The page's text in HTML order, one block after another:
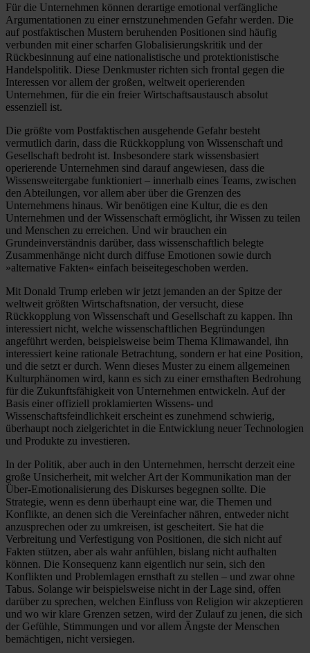
Für die Unternehmen können derartige emotional verfängliche
Argumentationen zu einer ernstzunehmenden Gefahr werden. Die
auf postfaktischen Mustern beruhenden Positionen sind häufig
verbunden mit einer scharfen Globalisierungskritik und der
Rückbesinnung auf eine nationalistische und protektionistische
Handelspolitik. Diese Denkmuster richten sich frontal gegen die
Interessen vor allem der großen, weltweit operierenden
Unternehmen, für die ein freier Wirtschaftsaustausch absolut
essenziell ist.
Die größte vom Postfaktischen ausgehende Gefahr besteht
vermutlich darin, dass die Rückkopplung von Wissenschaft und
Gesellschaft bedroht ist. Insbesondere stark wissensbasiert
operierende Unternehmen sind darauf angewiesen, dass die
Wissensweitergabe funktioniert – innerhalb eines Teams, zwischen
den Abteilungen, vor allem aber über die Grenzen des
Unternehmens hinaus. Wir benötigen eine Kultur, die es den
Unternehmen und der Wissenschaft ermöglicht, ihr Wissen zu teilen
und Menschen zu erreichen. Und wir brauchen ein
Grundeinverständnis darüber, dass wissenschaftlich belegte
Zusammenhänge nicht durch diffuse Emotionen sowie durch
»alternative Fakten« einfach beiseitegeschoben werden.
Mit Donald Trump erleben wir jetzt jemanden an der Spitze der
weltweit größten Wirtschaftsnation, der versucht, diese
Rückkopplung von Wissenschaft und Gesellschaft zu kappen. Ihn
interessiert nicht, welche wissenschaftlichen Begründungen
angeführt werden, beispielsweise beim Thema Klimawandel, ihn
interessiert keine rationale Betrachtung, sondern er hat eine Position,
und die setzt er durch. Wenn dieses Muster zu einem allgemeinen
Kulturphänomen wird, kann es sich zu einer ernsthaften Bedrohung
für die Zukunftsfähigkeit von Unternehmen entwickeln. Auf der
Basis einer offiziell proklamierten Wissens- und
Wissenschaftsfeindlichkeit erscheint es zunehmend schwierig,
überhaupt noch zielgerichtet in die Entwicklung neuer Technologien
und Produkte zu investieren.
In der Politik, aber auch in den Unternehmen, herrscht derzeit eine
große Unsicherheit, mit welcher Art der Kommunikation man der
Über-Emotionalisierung des Diskurses begegnen sollte. Die
Strategie, wenn es denn überhaupt eine war, die Themen und
Konflikte, an denen sich die Vereinfacher nähren, entweder nicht
anzusprechen oder zu umkreisen, ist gescheitert. Sie hat die
Verbreitung und Verfestigung von Positionen, die sich nicht auf
Fakten stützen, aber als wahr anfühlen, bislang nicht aufhalten
können. Die Konsequenz kann eigentlich nur sein, sich den
Konflikten und Problemlagen ernsthaft zu stellen – und zwar ohne
Tabus. Solange wir beispielsweise nicht in der Lage sind, offen
darüber zu sprechen, welchen Einfluss von Religion wir akzeptieren
und wo wir klare Grenzen setzen, wird der Zulauf zu jenen, die sich
der Gefühle, Stimmungen und vor allem Ängste der Menschen
bemächtigen, nicht versiegen.